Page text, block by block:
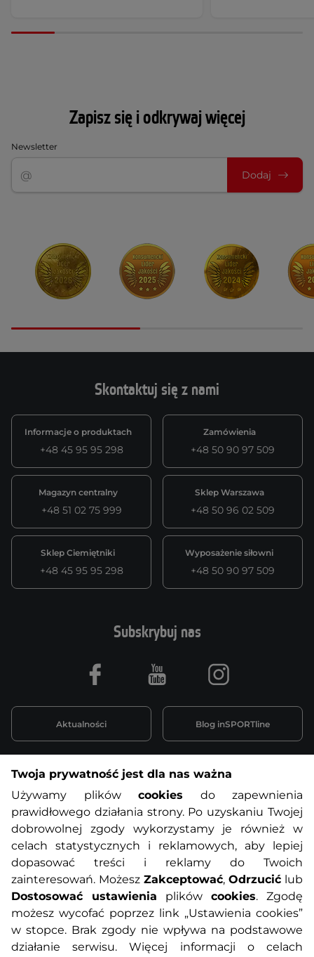
Zapisz się i odkrywaj więcej
Newsletter
Dodaj
Skontaktuj się z nami
Informacje o produktach
+48 45 95 95 298
Zamówienia
+48 50 90 97 509
Magazyn centralny
+48 51 02 75 999
Sklep Warszawa
+48 50 96 02 509
Sklep Ciemiętniki
+48 45 95 95 298
Wyposażenie siłowni
+48 50 90 97 509
Informacje o zakupach
O nas Regulamin sklepu
Polityka prywatności Koszty przesyłek
Metody płatności Program lojalnościowy
Usługi dodatkowe Reklamacje i serwis
Subskrybuj nas
Aktualności Blog inSPORTline
Facebook Youtube Instagram
Twoja prywatność jest dla nas ważna
Używamy plików cookies do zapewnienia
prawidłowego działania strony. Po uzyskaniu Twojej
dobrowolnej zgody wykorzystamy je również w
celach statystycznych i reklamowych, aby lepiej
dopasować treści i reklamy do Twoich
zainteresowań. Możesz Zakceptować, Odrzucić lub
Dostosować ustawienia plików cookies. Zgodę
możesz wycofać poprzez link „Ustawienia cookies”
w stopce. Brak zgody nie wpływa na podstawowe
działanie serwisu. Więcej informacji o celach